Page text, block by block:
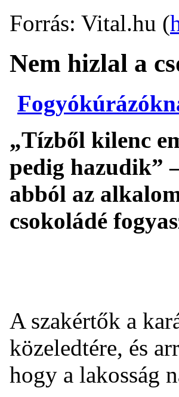
Forrás: Vital.hu (
Nem hizlal a
„Tízből kilenc
pedig hazudik”
abból az
csokoládé
A szakértők a
közeledtére, és
hogy a lakosság